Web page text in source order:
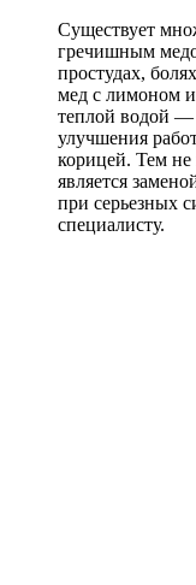
Существует
гречишным
простудах,
мед с лимоном
теплой водой —
улучшения
корицей. Тем
является
при серьезных
специалисту.